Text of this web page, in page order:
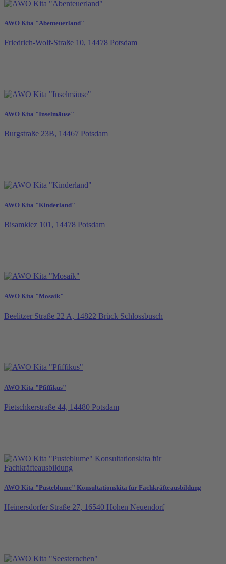
AWO Kita "Abenteuerland"
Friedrich-Wolf-Straße 10, 14478 Potsdam
AWO Kita "Inselmäuse"
Burgstraße 23B, 14467 Potsdam
AWO Kita "Kinderland"
Bisamkiez 101, 14478 Potsdam
AWO Kita "Mosaik"
Beelitzer Straße 22 A, 14822 Brück Schlossbusch
AWO Kita "Pfiffikus"
Pietschkerstraße 44, 14480 Potsdam
AWO Kita "Pusteblume" Konsultationskita für Fachkräfteausbildung
Heinersdorfer Straße 27, 16540 Hohen Neuendorf